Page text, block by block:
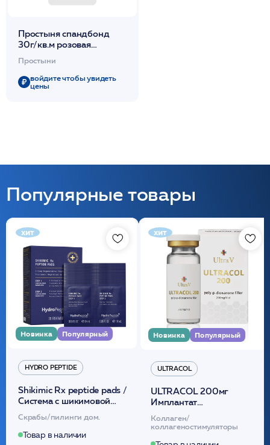
Простыня спандбонд
30г/кв.м розовая
200х90см 10шт/уп /
Чистовье
Простыни
войдите чтобы увидеть
цены
Популярные товары
хит
Новинка Популярный
HYDRO PEPTIDE
Shikimic Rx peptide pads /
Cистема с шикимовой
кислотой обновляющая
(30шт) /HP
Скрабы/пилинги дом.
Товар в наличии
хит
Новинка Популярный
ULTRACOL
ULTRACOL 200мг
Имплантат
внутридермальный,
стерильный на основе
полидиоксанона
Коллаген/
коллагеностимуляторы